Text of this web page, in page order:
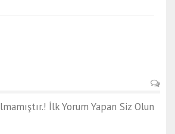
İlk Yorum Yapan Siz Olun